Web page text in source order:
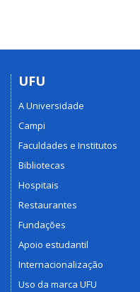
UFU
A Universidade
Campi
Faculdades e Institutos
Bibliotecas
Hospitais
Restaurantes
Fundações
Apoio estudantil
Internacionalização
Uso da marca UFU